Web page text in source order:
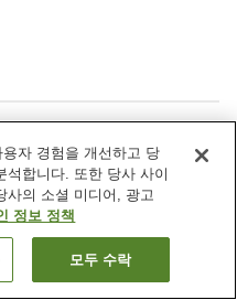
사우나
라운지
자 경험을 개선하고 당
석합니다. 또한 당사 사이
사의 소셜 미디어, 광고
정보 정책
모두 수락